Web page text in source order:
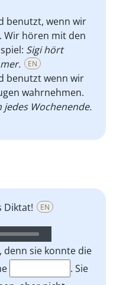
benutzt, wenn wir
Wir hören mit den
Sigi hört
EN
benutzt wenn wir
wahrnehmen.
jedes Wochenende.
Diktat! EN
denn sie konnte die
. Sie